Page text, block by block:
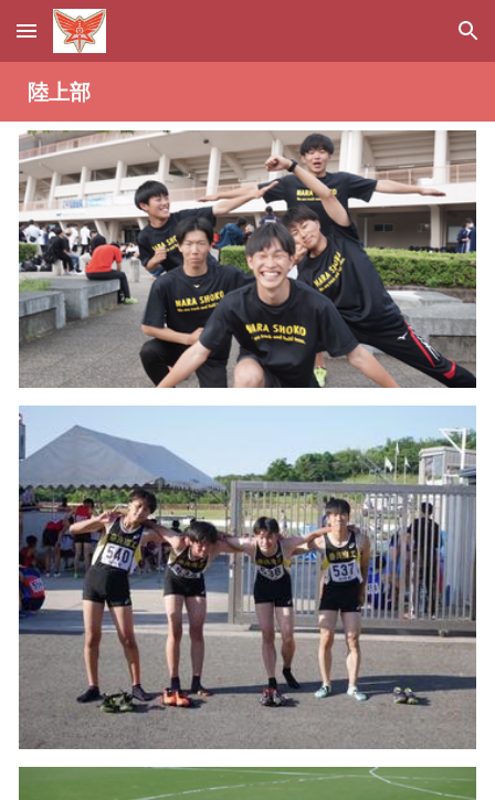
Skip to main content Skip to navigation
陸上部